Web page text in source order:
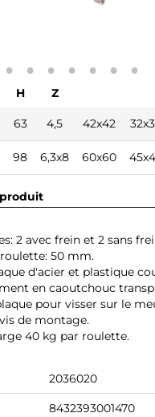
H Z
63 4,5 42x42
98 6,3x8 60x60
2 avec frein et 2 sans
50 mm.
d'acier et plastique
en caoutchouc
pour visser sur le
de montage.
40 kg par roulette.
2036020
8432393001470